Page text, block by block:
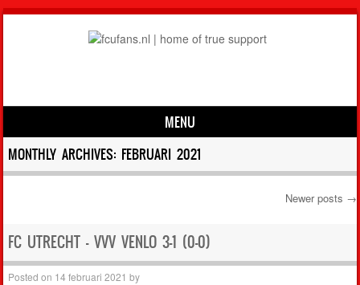
MENU
Skip to content
MONTHLY ARCHIVES: FEBRUARI 2021
Post navigation
Newer posts →
FC UTRECHT – VVV VENLO 3-1 (0-0)
Posted on 14 februari 2021 by